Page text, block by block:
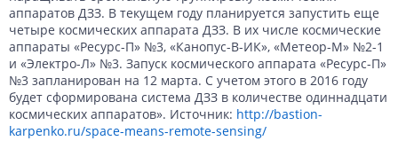
аппаратов ДЗЗ. В текущем году планируется запустить еще
четыре космических аппарата ДЗЗ. В их числе космические
аппараты «Ресурс-П» №3, «Канопус-В-ИК», «Метеор-М» №2-1
и «Электро-Л» №3. Запуск космического аппарата «Ресурс-П»
№3 запланирован на 12 марта. С учетом этого в 2016 году
будет сформирована система ДЗЗ в количестве одиннадцати
космических аппаратов». Источник: http://bastion-
karpenko.ru/space-means-remote-sensing/